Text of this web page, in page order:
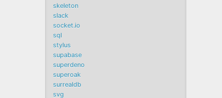
skeleton
slack
socket.io
sql
stylus
supabase
superdeno
superoak
surrealdb
svg